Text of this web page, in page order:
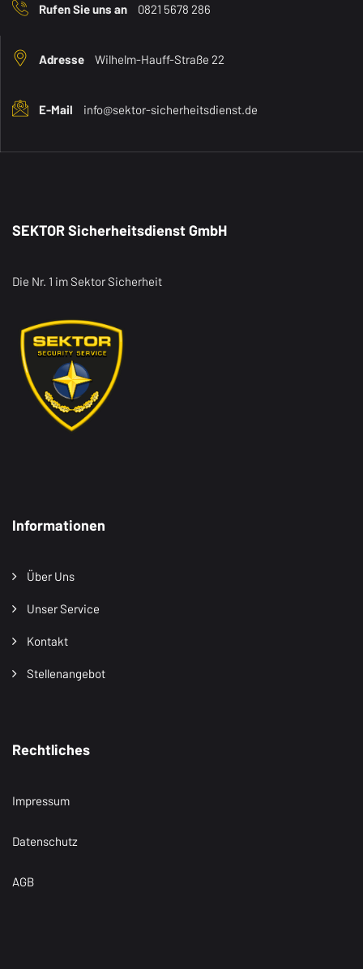
Rufen Sie uns an 0821 5678 286
Adresse Wilhelm-Hauff-Straße 22
E-Mail info@sektor-sicherheitsdienst.de
SEKTOR Sicherheitsdienst GmbH
Die Nr. 1 im Sektor Sicherheit
Informationen
Über Uns
Unser Service
Kontakt
Stellenangebot
Rechtliches
Impressum
Datenschutz
AGB